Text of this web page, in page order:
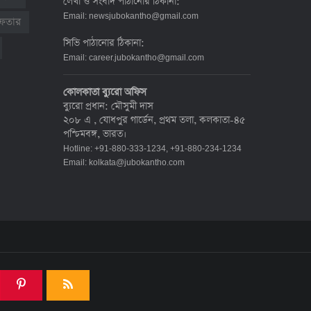
দেশে করোনায় মৃত্যু ও শনাক্ত কমেছে
৬ জুলাই ২০২২, ১৯:০২
হাজার ৯৯৮
৫ জুলাই ২০২২, ১৮:৪৭
করোনায় ২৪ ঘণ্টায় মৃত্যু ১২, শনাক্ত দুই
Email: newsjubokantho@gmail.com
সিভি পাঠানোর ঠিকানা:
Email: career.jubokantho@gmail.com
কোলকাতা ব্যুরো অফিস
ব্যুরো প্রধান: মৌসুমী দাস
২০৮ এ , যোধপুর গার্ডেন, প্রথম তলা, কলকাতা-৪৫
পশ্চিমবঙ্গ, ভারত।
Hotline: +91-880-333-1234, +91-880-234-1234
Email: kolkata@jubokantho.com